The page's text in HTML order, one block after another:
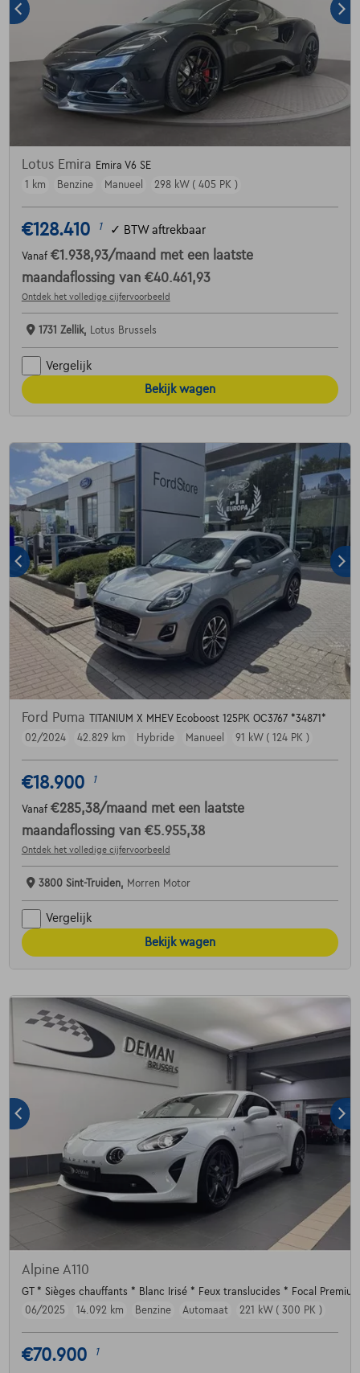
Lotus Emira Emira V6 SE
1 km
Benzine Manueel 298 kW ( 405 PK )
€128.410 1 ✓ BTW aftrekbaar
Vanaf €1.938,93/maand met een laatste
maandaflossing van €40.461,93
Ontdek het volledige cijfervoorbeeld
1731 Zellik, Lotus Brussels
Vergelijk
Bekijk wagen
Ford Puma TITANIUM X MHEV Ecoboost 125PK OC3767 *34871*
02/2024
42.829 km Hybride Manueel 91 kW ( 124 PK )
€18.900 1
Vanaf €285,38/maand met een laatste
maandaflossing van €5.955,38
Ontdek het volledige cijfervoorbeeld
3800 Sint-Truiden, Morren Motor
Vergelijk
Bekijk wagen
Alpine A110
GT * Sièges chauffants * Blanc Irisé * Feux translucides * Focal
06/2025
14.092 km Benzine Automaat 221 kW ( 300 PK )
€70.900 1